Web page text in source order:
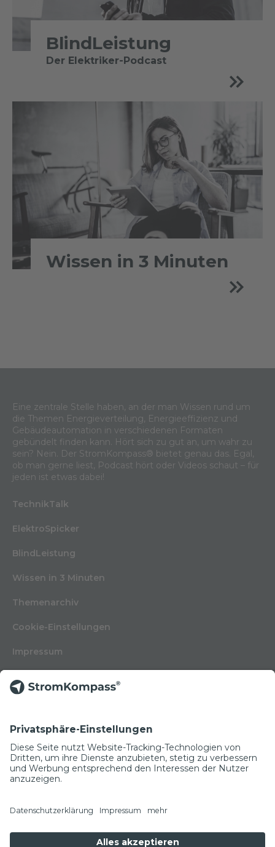
BlindLeistung
Der Elektriker-Podcast
Wissen in 3 Minuten
Eine zentrale Stelle haben, an der man Wissen rund um
die Themen Energieverteilung, Energieeffizienz und
Gebäudeautomation in verschiedenen Formaten
gebündelt finden kann. Hört sich zu gut an, um wahr zu
sein? Nein. Der StromKompass® bietet genau das. Egal,
ob man gerne liest, Podcast hört oder Videos schaut – für
jeden ist etwas dabei!
TechnikTalk
ElektroSpicker
BlindLeistung
Wissen in 3 Minuten
Themenarchiv
Cookie-Einstellungen
Impressum
Kontakt
Glossar